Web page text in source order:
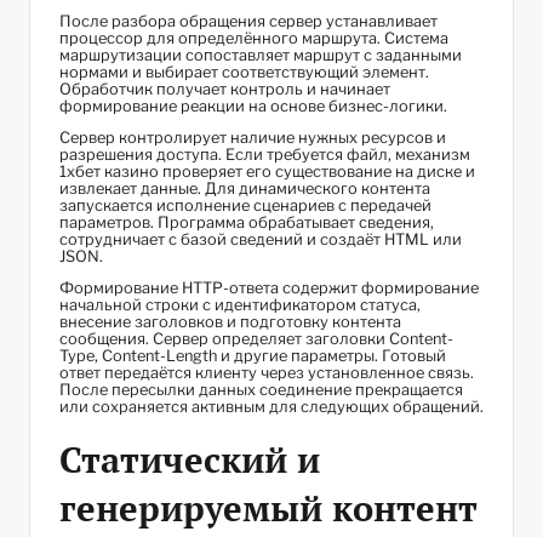
После разбора обращения сервер устанавливает
процессор для определённого маршрута. Система
маршрутизации сопоставляет маршрут с заданными
нормами и выбирает соответствующий элемент.
Обработчик получает контроль и начинает
формирование реакции на основе бизнес-логики.
Сервер контролирует наличие нужных ресурсов и
разрешения доступа. Если требуется файл, механизм
1хбет казино проверяет его существование на диске и
извлекает данные. Для динамического контента
запускается исполнение сценариев с передачей
параметров. Программа обрабатывает сведения,
сотрудничает с базой сведений и создаёт HTML или
JSON.
Формирование HTTP-ответа содержит формирование
начальной строки с идентификатором статуса,
внесение заголовков и подготовку контента
сообщения. Сервер определяет заголовки Content-
Type, Content-Length и другие параметры. Готовый
ответ передаётся клиенту через установленное связь.
После пересылки данных соединение прекращается
или сохраняется активным для следующих обращений.
Статический и
генерируемый контент